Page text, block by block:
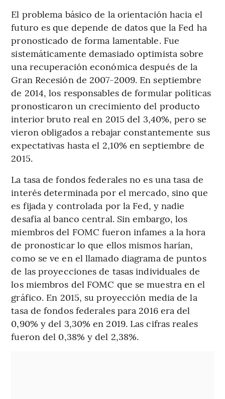
El problema básico de la orientación hacia el
futuro es que depende de datos que la Fed ha
pronosticado de forma lamentable. Fue
sistemáticamente demasiado optimista sobre
una recuperación económica después de la
Gran Recesión de 2007-2009. En septiembre
de 2014, los responsables de formular políticas
pronosticaron un crecimiento del producto
interior bruto real en 2015 del 3,40%, pero se
vieron obligados a rebajar constantemente sus
expectativas hasta el 2,10% en septiembre de
2015.
La tasa de fondos federales no es una tasa de
interés determinada por el mercado, sino que
es fijada y controlada por la Fed, y nadie
desafía al banco central. Sin embargo, los
miembros del FOMC fueron infames a la hora
de pronosticar lo que ellos mismos harían,
como se ve en el llamado diagrama de puntos
de las proyecciones de tasas individuales de
los miembros del FOMC que se muestra en el
gráfico. En 2015, su proyección media de la
tasa de fondos federales para 2016 era del
0,90% y del 3,30% en 2019. Las cifras reales
fueron del 0,38% y del 2,38%.